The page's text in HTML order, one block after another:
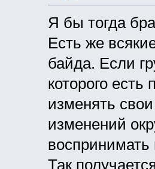
Я бы тогда
Есть же
байда. Если
которого
изменять
изменений
Так